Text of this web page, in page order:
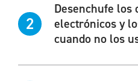
2
Desenchufe los
electrónicos y
cuando no los